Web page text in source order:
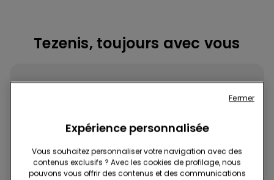
Tezenis, toujours avec vous
Téléchargez l'App
Achetez rapidement et facilement, où et quand vous voulez !
Expérience personnalisée
Vous souhaitez personnaliser votre navigation avec des
contenus exclusifs ? Avec les cookies de profilage, nous
pouvons vous offrir des contenus et des communications
Fermer